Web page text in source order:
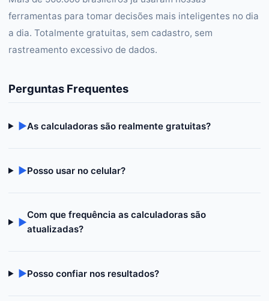
ferramentas para tomar decisões mais inteligentes no dia
a dia. Totalmente gratuitas, sem cadastro, sem
rastreamento excessivo de dados.
Perguntas Frequentes
▶As calculadoras são realmente gratuitas?
▶Posso usar no celular?
▶
Com que frequência as calculadoras são
atualizadas?
▶Posso confiar nos resultados?